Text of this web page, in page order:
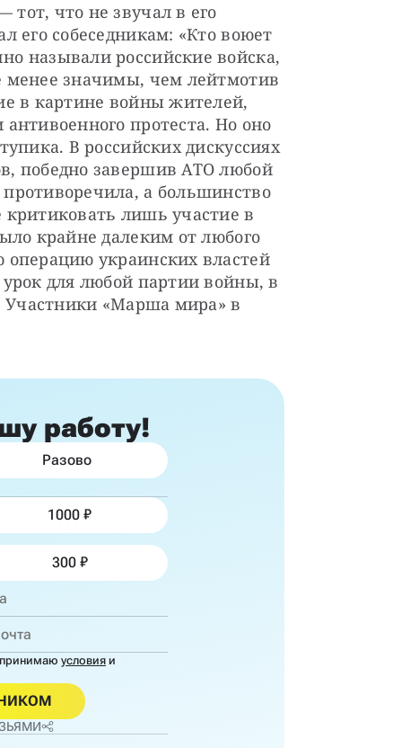
что не звучал в его
его собеседникам: «Кто воюет
называли российские войска,
менее значимы, чем лейтмотив
в картине войны жителей,
протеста. Но оно
В российских дискуссиях
победно завершив АТО любой
а большинство
критиковать лишь участие в
крайне далеким от любого
украинских властей
для любой партии войны, в
Участники «Марша мира» в
работу!
Разово
1000
300
условия и